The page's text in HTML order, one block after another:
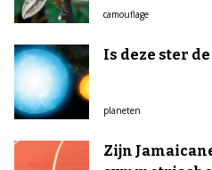
camouflage
Is deze ster
planeten
Zijn